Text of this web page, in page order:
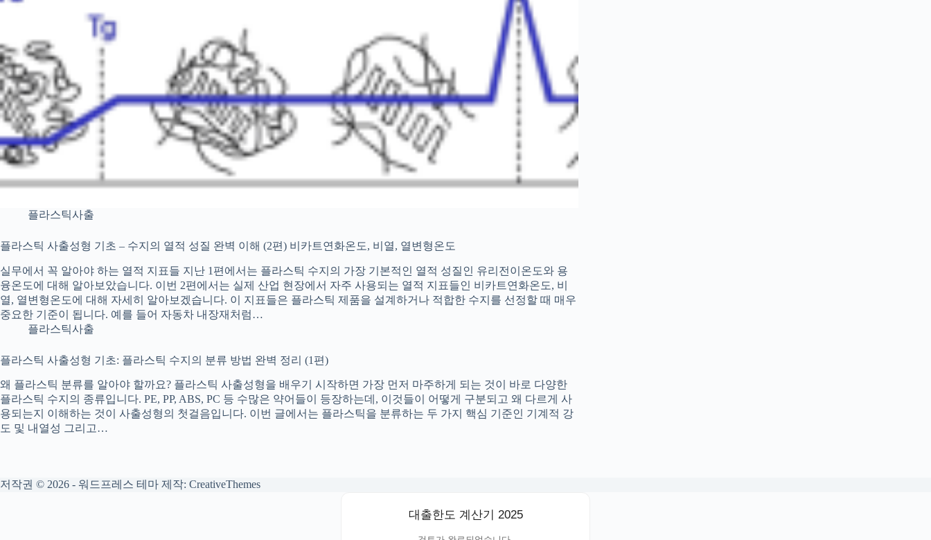
플라스틱사출
플라스틱 사출성형 기초 – 수지의 열적 성질 완벽 이해 (2편) 비카트연화온도, 비열, 열변형온도
실무에서 꼭 알아야 하는 열적 지표들 지난 1편에서는 플라스틱 수지의 가장 기본적인 열적 성질인 유리전이온도와 용
융온도에 대해 알아보았습니다. 이번 2편에서는 실제 산업 현장에서 자주 사용되는 열적 지표들인 비카트연화온도, 비
열, 열변형온도에 대해 자세히 알아보겠습니다. 이 지표들은 플라스틱 제품을 설계하거나 적합한 수지를 선정할 때 매우
중요한 기준이 됩니다. 예를 들어 자동차 내장재처럼…
플라스틱사출
플라스틱 사출성형 기초: 플라스틱 수지의 분류 방법 완벽 정리 (1편)
왜 플라스틱 분류를 알아야 할까요? 플라스틱 사출성형을 배우기 시작하면 가장 먼저 마주하게 되는 것이 바로 다양한
플라스틱 수지의 종류입니다. PE, PP, ABS, PC 등 수많은 약어들이 등장하는데, 이것들이 어떻게 구분되고 왜 다르게 사
용되는지 이해하는 것이 사출성형의 첫걸음입니다. 이번 글에서는 플라스틱을 분류하는 두 가지 핵심 기준인 기계적 강
도 및 내열성 그리고…
저작권 © 2026 - 워드프레스 테마 제작: CreativeThemes
대출한도 계산기 2025